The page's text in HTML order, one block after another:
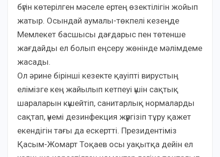
бүгін көтерілген мәселе ертең өзектілігін жойып
жатыр. Осындай аумалы-төкпелі кезеңде
Мемлекет басшысы дағдарыс пен төтенше
жағдайды ел болып еңсеру жөнінде мәлімдеме
жасады.
Ол әрине бірінші кезекте қауіпті вирустың
елімізге кең жайылып кетпеуі үшін сақтық
шараларын күшейтіп, санитарлық нормаларды
сақтап, үнемі дезинфекция жүргізіп тұру қажет
екендігін тағы да ескертті. Президентіміз
Қасым-Жомарт Тоқаев осы уақытқа дейін ел